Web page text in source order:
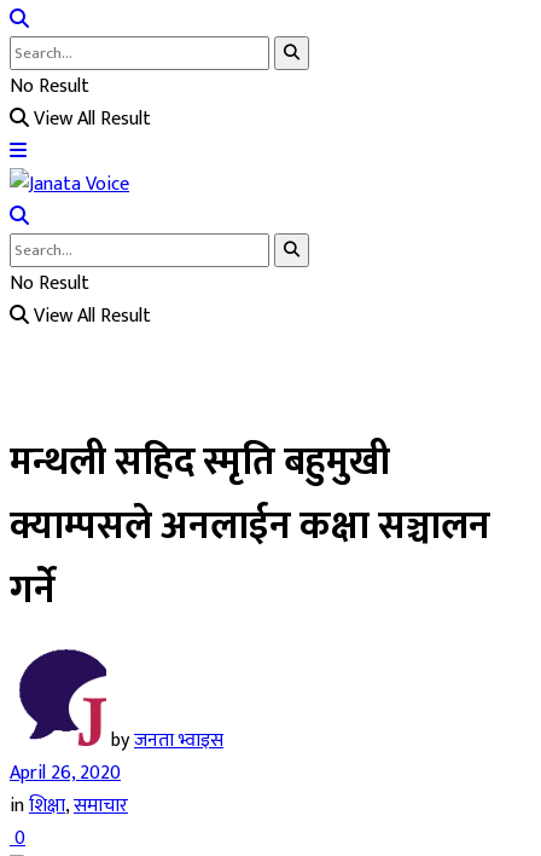
No Result
View All Result
No Result
View All Result
मन्थली सहिद स्मृति बहुमुखी
क्याम्पसले अनलाईन कक्षा सञ्चालन
गर्ने
byजनता भ्वाइस
April 26, 2020
inशिक्षा,समाचार
0